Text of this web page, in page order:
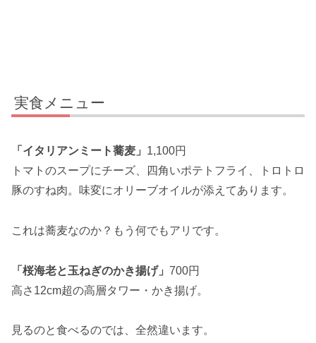
実食メニュー
「イタリアンミート蕎麦」 1,100円
トマトのスープにチーズ、四角いポテトフライ、トロトロ
豚のすね肉。味変にオリーブオイルが添えてあります。
これは蕎麦なのか？もう何でもアリです。
「桜海老と玉ねぎのかき揚げ」 700円
高さ12cm超の高層タワー・かき揚げ。
見るのと食べるのでは、全然違います。